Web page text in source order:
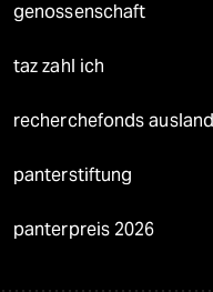
genossenschaft
taz zahl ich
recherchefonds ausland
panterstiftung
panterpreis 2026